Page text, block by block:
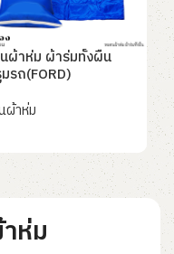
ผ้าห่ม ผ้าร่มทั้งผืน
รถ(FORD)
ผ้าห่ม
ห
ส
ห
ห่ม